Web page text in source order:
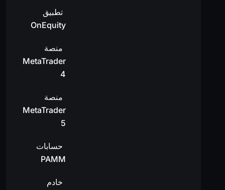
تطبيق
OnEquity
منصة
MetaTrader
4
منصة
MetaTrader
5
حسابات
PAMM
خادم